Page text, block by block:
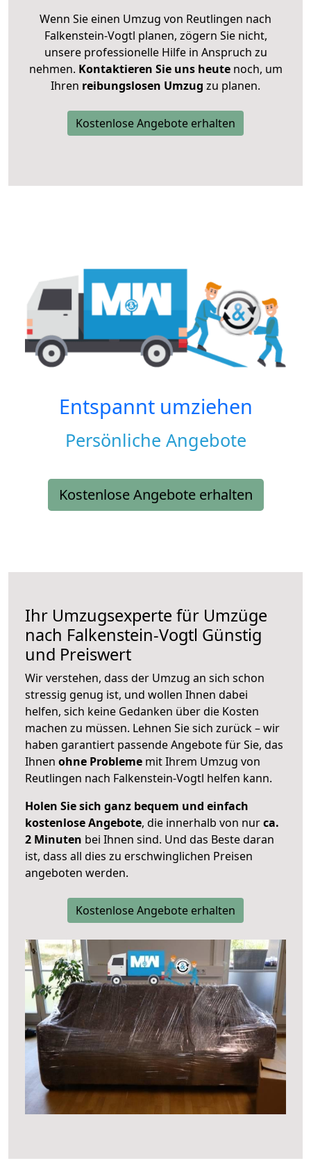
Wenn Sie einen Umzug von Reutlingen nach
Falkenstein-Vogtl planen, zögern Sie nicht,
unsere professionelle Hilfe in Anspruch zu
nehmen. Kontaktieren Sie uns heutenoch, um
Ihren reibungslosen Umzug zu planen.
Kostenlose Angebote erhalten
Entspannt umziehen
Persönliche Angebote
Kostenlose Angebote erhalten
Ihr Umzugsexperte für Umzüge
nach Falkenstein-Vogtl Günstig
und Preiswert
Wir verstehen, dass der Umzug an sich schon
stressig genug ist, und wollen Ihnen dabei
helfen, sich keine Gedanken über die Kosten
machen zu müssen. Lehnen Sie sich zurück – wir
haben garantiert passende Angebote für Sie, das
Ihnen ohne Probleme mit Ihrem Umzug von
Reutlingen nach Falkenstein-Vogtl helfen kann.
Holen Sie sich ganz bequem und einfach
kostenlose Angebote, die innerhalb von nurca.
2 Minuten bei Ihnen sind. Und das Beste daran
ist, dass all dies zu erschwinglichen Preisen
angeboten werden.
Kostenlose Angebote erhalten